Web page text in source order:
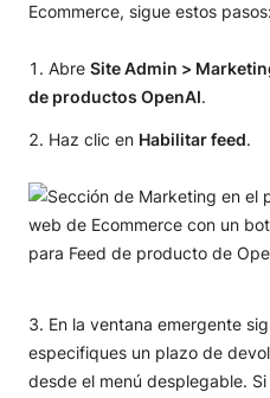
Ecommerce, sigue estos pasos:
Abre Site Admin >
de productos OpenAI.
Haz clic en Habilitar feed.
En la ventana emergente
especifiques un plazo de
desde el menú desplegable.